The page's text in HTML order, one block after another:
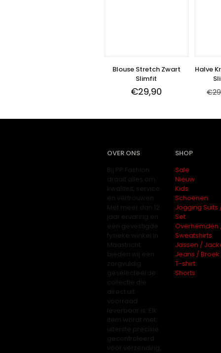
Blouse Stretch Zwart
Slimfit
€29,90
Halve
€
OVER ONS
Bij PP Fashion
draait alles om
kwaliteit, service
en vertrouwen.
Met meer dan 12
jaar ervaring en
een gevestigde
fysieke winkel in
Maastricht
bieden wij een
zorgvuldig
geselecteerde
collectie die
direct uit
voorraad
leverbaar is. Elk
item wordt met
uiterste precisie
gecontroleerd
vóór verzending,
SHOP
Sale
Nieuw
Kids
Schoenen
Jogging Suits
Set
Overhemden
Sweatshirts
Jassen /
Jeans / Broek
T-shirt
Shorts